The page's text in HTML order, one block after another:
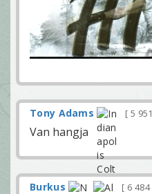
Tony Adams 5 951
Van hangja
Burkus 6 484